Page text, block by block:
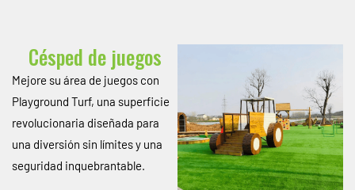
Césped de juegos
Mejore su área de juegos con
Playground Turf, una superficie
revolucionaria diseñada para
una diversión sin límites y una
seguridad inquebrantable.